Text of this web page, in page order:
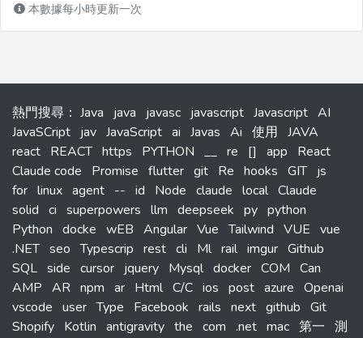
本數據每小時更新一次
熱門搜尋 ： Java java javasc javascript Javascript AI
JavaSCript jav JavaScript ai Javas Ai 使用 JAVA
react REACT https PYTHON __ re [] app
React
Claude code
Promise flutter git Re hooks GIT js
for linux agent -- id Node claude local Claude
solid ci superpowers llm deepseek py python
Python docke wEB Angular Vue Tailwind VUE vue
.NET seo Typescrip rest cli Ml rail imgur Github
SQL side cursor jquery Mysql docker COM Can
AMP AR npm ar Html C/C ios post azure Openai
vscode user Type Facebook rails next github Git
Shopify Kotlin antigravity the com .net mac 第一 測